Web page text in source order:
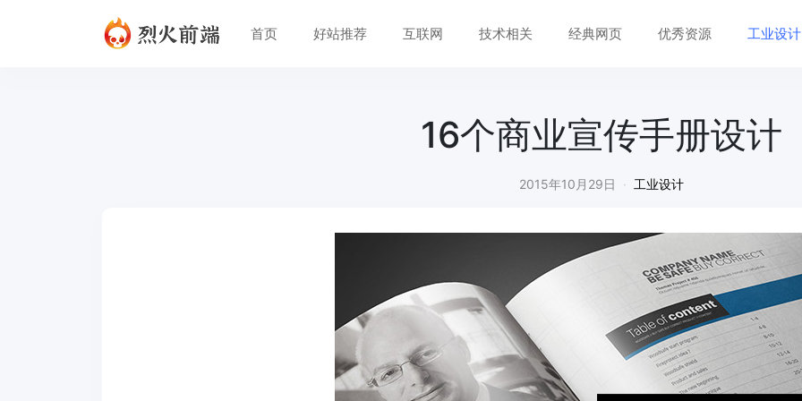
首页 好站推荐 互联网 技术相关 经典网页 优秀资源 工业设计
16个商业宣传手册设计
2015年10月29日 · 工业设计